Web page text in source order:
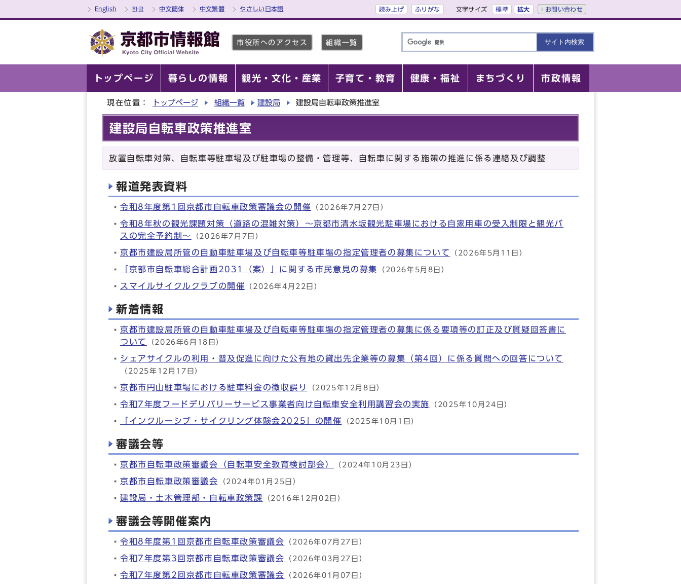
English 한글 中文簡体 中文繁體 やさしい日本語 読み上げ ふりがな 文字サイズ 標準 拡大 お問い合わせ
市役所へのアクセス 組織一覧
トップページ 暮らしの情報 観光・文化・産業 子育て・教育 健康・福祉 まちづくり 市政情報
現在位置： トップページ 組織一覧 建設局 建設局自転車政策推進室
建設局自転車政策推進室
放置自転車対策、自転車等駐車場及び駐車場の整備・管理等、自転車に関する施策の推進に係る連絡及び調整
報道発表資料
令和8年度第1回京都市自転車政策審議会の開催 （2026年7月27日）
令和8年秋の観光課題対策（道路の混雑対策）～京都市清水坂観光駐車場における自家用車の受入制限と観光バ
スの完全予約制～
（2026年7月7日）
京都市建設局所管の自動車駐車場及び自転車等駐車場の指定管理者の募集について （2026年5月11日）
「京都市自転車総合計画2031（案）」に関する市民意見の募集 （2026年5月8日）
スマイルサイクルクラブの開催 （2026年4月22日）
新着情報
京都市建設局所管の自動車駐車場及び自転車等駐車場の指定管理者の募集に係る要項等の訂正及び質疑回答書に
ついて
（2026年6月18日）
シェアサイクルの利用・普及促進に向けた公有地の貸出先企業等の募集（第4回）に係る質問への回答について
（2025年12月17日）
京都市円山駐車場における駐車料金の徴収誤り （2025年12月8日）
令和7年度フードデリバリーサービス事業者向け自転車安全利用講習会の実施 （2025年10月24日）
「インクルーシブ・サイクリング体験会2025」の開催 （2025年10月1日）
審議会等
京都市自転車政策審議会（自転車安全教育検討部会） （2024年10月23日）
京都市自転車政策審議会 （2024年01月25日）
建設局・土木管理部・自転車政策課 （2016年12月02日）
審議会等開催案内
令和8年度第1回京都市自転車政策審議会 （2026年07月27日）
令和7年度第3回京都市自転車政策審議会 （2026年03月27日）
令和7年度第2回京都市自転車政策審議会 （2026年01月07日）